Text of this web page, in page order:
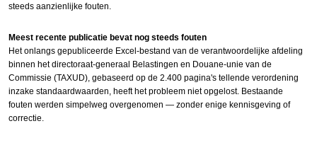
steeds aanzienlijke fouten.
Meest recente publicatie bevat nog steeds fouten
Het onlangs gepubliceerde Excel-bestand van de verantwoordelijke afdeling
binnen het directoraat-generaal Belastingen en Douane-unie van de
Commissie (TAXUD), gebaseerd op de 2.400 pagina's tellende verordening
inzake standaardwaarden, heeft het probleem niet opgelost. Bestaande
fouten werden simpelweg overgenomen — zonder enige kennisgeving of
correctie.